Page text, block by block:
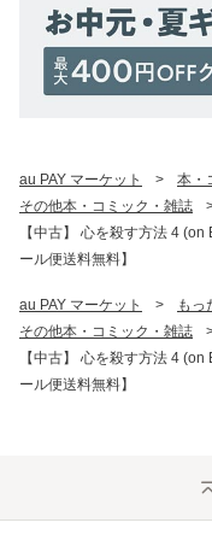
au PAY マーケット > 本・
その他本・コミック・雑誌
【中古】 心を殺す方法 4
ール便送料無料】
au PAY マーケット > もっ
その他本・コミック・雑誌
【中古】 心を殺す方法 4
ール便送料無料】